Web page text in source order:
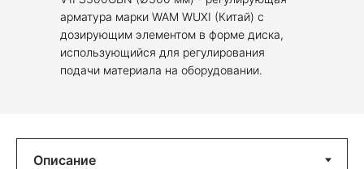
арматура марки WAM WUXI (Китай) с
дозирующим элементом в форме диска,
использующийся для регулирования
подачи материала на оборудовании.